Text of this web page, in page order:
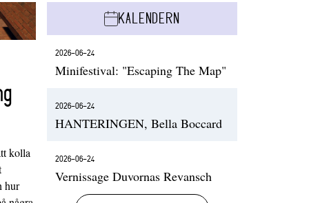
kolla
hur
KALENDERN
2026-06-24
Minifestival: "Escaping The Map"
2026-06-24
HANTERINGEN, Bella Boccard
2026-06-24
Vernissage Duvornas Revansch